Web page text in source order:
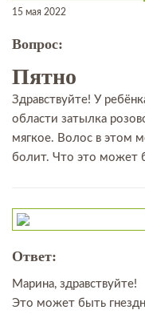
15 мая 2022
Вопрос:
Пятно
Здравствуйте! У
области затылка
мягкое. Волос в этом
болит. Что это может
Ответ:
Марина, здравствуйте!
Это может быть